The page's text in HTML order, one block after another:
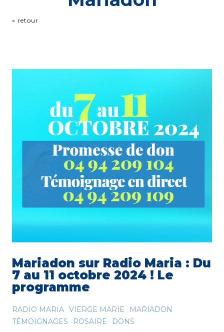
« retour
Mariadon sur Radio Maria : Du
7 au 11 octobre 2024 ! Le
programme
RADIO MARIA VIERGE MARIE
MARIADON
TÉMOIGNAGES
ROSAIRE DONS